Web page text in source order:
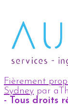
Fièrement
Sydney par
- Tous droits